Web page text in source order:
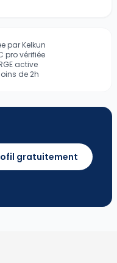
par Kelkun
pro vérifiée
active
de 2h
gratuitement